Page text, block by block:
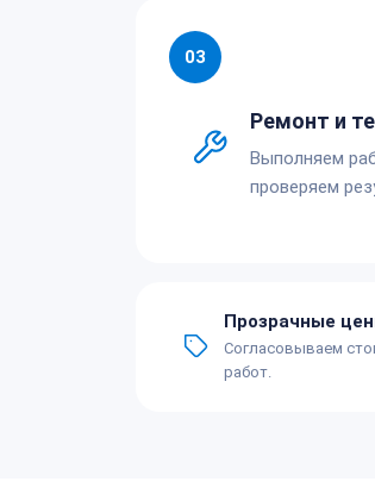
03
Ремонт и
Выполняем
проверяем
Прозрачные
Согласовываем
работ.